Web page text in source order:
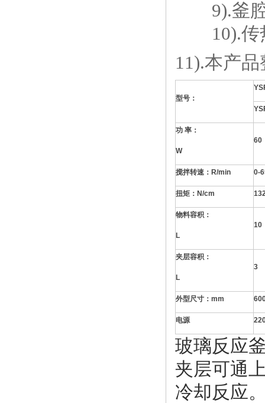
9).釜腔
10).传热
11).本产
型号：
功 率：
W
60
搅拌转速： R/min 0-
扭矩： N/cm
物料容积：
L
10
夹层容积：
L
3
外型尺寸： mm
电源
玻璃反应
夹层可通
冷却反应